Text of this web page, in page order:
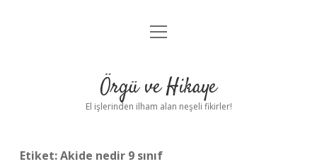
Anasayfa
Yasal Uyarı
menüyü
Örgü ve Hikaye
El işlerinden ilham alan neşeli fikirler!
Etiket:Akide nedir 9 sınıf